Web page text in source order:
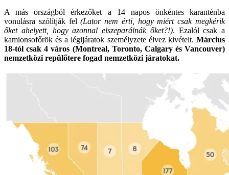
A más országból érkezőket a 14 napos önkéntes karanténba
vonulásra szólítják fel(Lator nem érti, hogy miért csak megkérik
őket ahelyett, hogy azonnal elszeparálnák őket?!). Ezalól csak a
kamionsofőrök és a légijáratok személyzete élvez kivételt. Március
18-tól csak 4 város (Montreal, Toronto, Calgary és Vancouver)
nemzetközi repülőtere fogad nemzetközi járatokat.